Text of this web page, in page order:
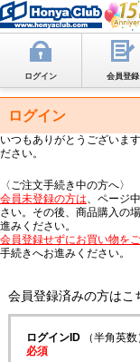
ログイン 会員登録
ログイン
いつもありがとうございま
ださい。
〈ご注文手続き中の方へ〉
会員未登録の方は、ページ
さい。その後、商品購入の
進みください。
会員登録せずにお買い物を
手続きへお進みください。
会員登録済みの方はこ
ログインID（半角英
必須